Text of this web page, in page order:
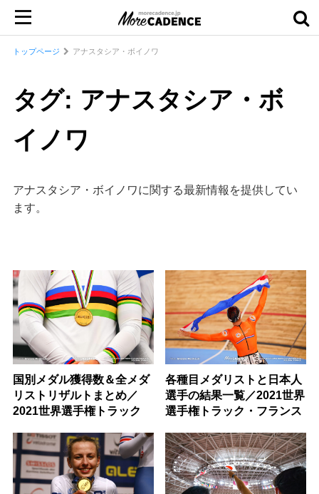
トップページ アナスタシア・ボイノワ
タグ: アナスタシア・ボ
イノワ
アナスタシア・ボイノワに関する最新情報を提供してい
ます。
国別メダル獲得数＆全メダ
リストリザルトまとめ／
2021世界選手権トラック
各種目メダリストと日本人
選手の結果一覧／2021世界
選手権トラック・フランス